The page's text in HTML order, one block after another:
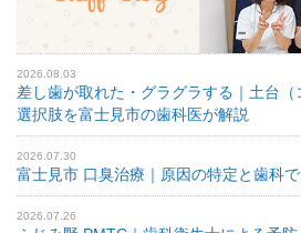
2026.08.03
差し歯が取れた・グラグラする｜土台
選択肢を富士見市の歯科医が解説
2026.07.30
富士見市 口臭治療｜原因の特定と歯科
2026.07.26